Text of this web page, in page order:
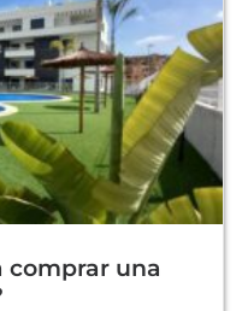
comprar una